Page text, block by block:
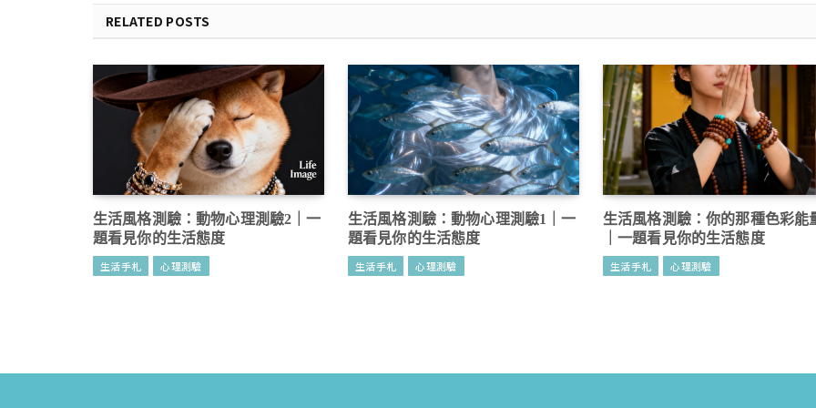
RELATED POSTS
生活風格測驗：動物心理測驗2｜一
題看見你的生活態度
生活手札 心理測驗
生活風格測驗：動物心理測驗1｜一
題看見你的生活態度
生活手札 心理測驗
生活風格測驗：你的那種色彩能
｜一題看見你的生活態度
生活手札 心理測驗